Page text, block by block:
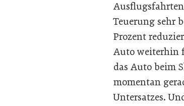
Teuerung sehr
Prozent
Auto weiterhin
das Auto beim
momentan
Untersatzes.